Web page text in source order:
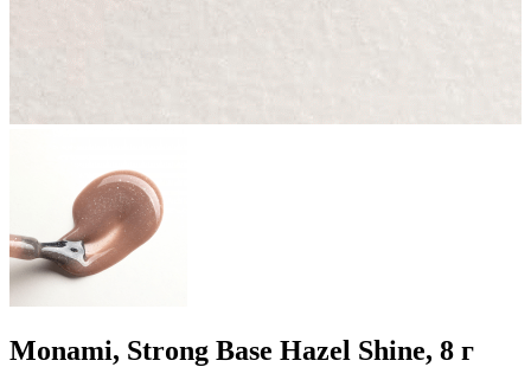
Monami, Strong Вase Hazel Shine, 8 г